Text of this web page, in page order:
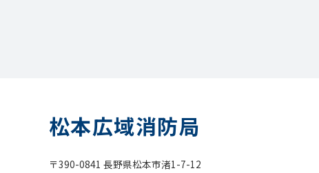
松本広域消防局
〒390-0841 長野県松本市渚1-7-12